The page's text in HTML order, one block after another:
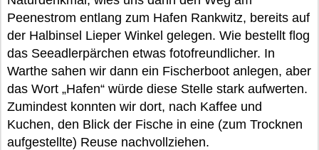
Peenestrom entlang zum Hafen Rankwitz, bereits auf
der Halbinsel Lieper Winkel gelegen. Wie bestellt flog
das Seeadlerpärchen etwas fotofreundlicher. In
Warthe sahen wir dann ein Fischerboot anlegen, aber
das Wort „Hafen“ würde diese Stelle stark aufwerten.
Zumindest konnten wir dort, nach Kaffee und
Kuchen, den Blick der Fische in eine (zum Trocknen
aufgestellte) Reuse nachvollziehen.